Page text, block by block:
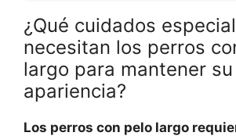
¿Qué cuidados
necesitan los perros
largo para mantener
apariencia?
Los perros con pelo largo